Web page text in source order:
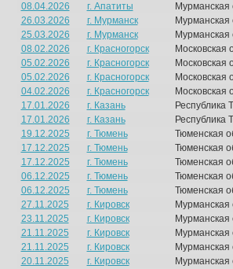
08.04.2026
г. Апатиты
Мурманская
26.03.2026
г. Мурманск
Мурманская
25.03.2026
г. Мурманск
Мурманская
08.02.2026
г. Красногорск
Московская
05.02.2026
г. Красногорск
Московская
05.02.2026
г. Красногорск
Московская
04.02.2026
г. Красногорск
Московская
17.01.2026
г. Казань
Республика
17.01.2026
г. Казань
Республика
19.12.2025
г. Тюмень
Тюменская
17.12.2025
г. Тюмень
Тюменская
17.12.2025
г. Тюмень
Тюменская
06.12.2025
г. Тюмень
Тюменская
06.12.2025
г. Тюмень
Тюменская
27.11.2025
г. Кировск
Мурманская
23.11.2025
г. Кировск
Мурманская
21.11.2025
г. Кировск
Мурманская
21.11.2025
г. Кировск
Мурманская
20.11.2025
г. Кировск
Мурманская